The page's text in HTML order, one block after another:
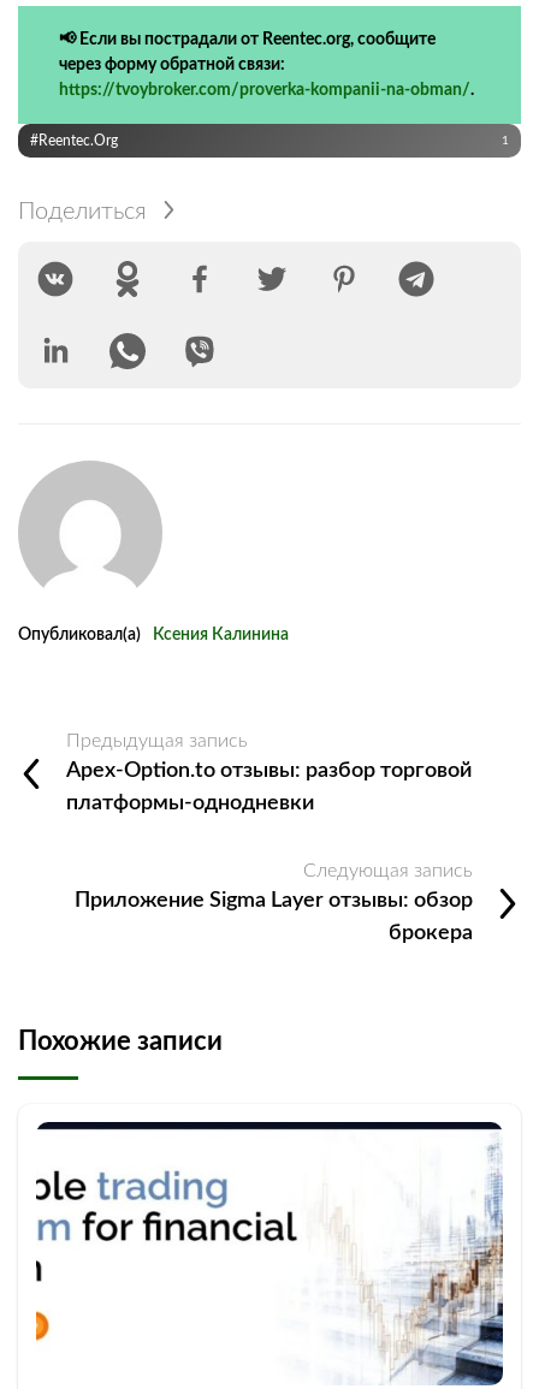
📢 Если вы пострадали от Reentec.org, сообщите
через форму обратной связи:
https://tvoybroker.com/proverka-kompanii-na-obman/.
#Reentec.org 1
Поделиться
Опубликовал(а) Ксения Калинина
Предыдущая запись
Apex-Option.to отзывы: разбор торговой
платформы-однодневки
Следующая запись
Приложение Sigma Layer отзывы: обзор
брокера
Похожие записи